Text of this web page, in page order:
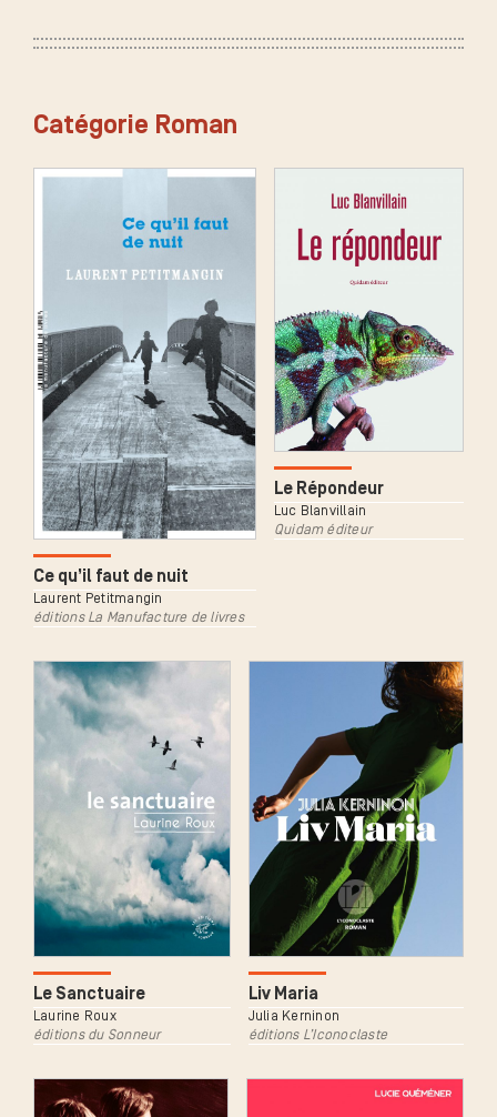
Catégorie Roman
Ce qu’il faut de nuit
Laurent Petitmangin
éditions La Manufacture de livres
Le Répondeur
Luc Blanvillain
Quidam éditeur
Le Sanctuaire
Laurine Roux
éditions du Sonneur
Liv Maria
Julia Kerninon
éditions L’Iconoclaste